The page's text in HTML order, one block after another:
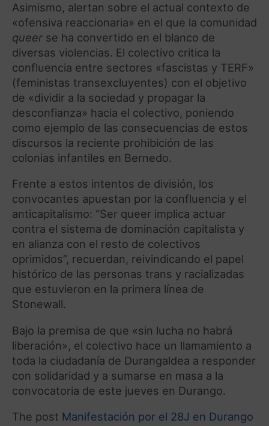
Asimismo, alertan sobre el actual contexto de
«ofensiva reaccionaria» en el que la comunidad
queer se ha convertido en el blanco de
diversas violencias. El colectivo critica la
confluencia entre sectores «fascistas y TERF»
(feministas transexcluyentes) con el objetivo
de «dividir a la sociedad y propagar la
desconfianza» hacia el colectivo, poniendo
como ejemplo de las consecuencias de estos
discursos la reciente prohibición de las
colonias infantiles en Bernedo.
Frente a estos intentos de división, los
convocantes apuestan por la confluencia y el
anticapitalismo: “Ser queer implica actuar
contra el sistema de dominación capitalista y
en alianza con el resto de colectivos
oprimidos”, recuerdan, reivindicando el papel
histórico de las personas trans y racializadas
que estuvieron en la primera línea de
Stonewall.
Bajo la premisa de que «sin lucha no habrá
liberación», el colectivo hace un llamamiento a
toda la ciudadanía de Durangaldea a responder
con solidaridad y a sumarse en masa a la
convocatoria de este jueves en Durango.
The post Manifestación por el 28J en Durango